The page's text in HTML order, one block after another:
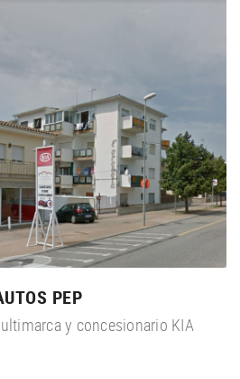
PEP
y concesionario KIA